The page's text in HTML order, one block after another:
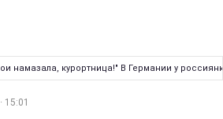
намазала, курортница!" В Германии у
15:01